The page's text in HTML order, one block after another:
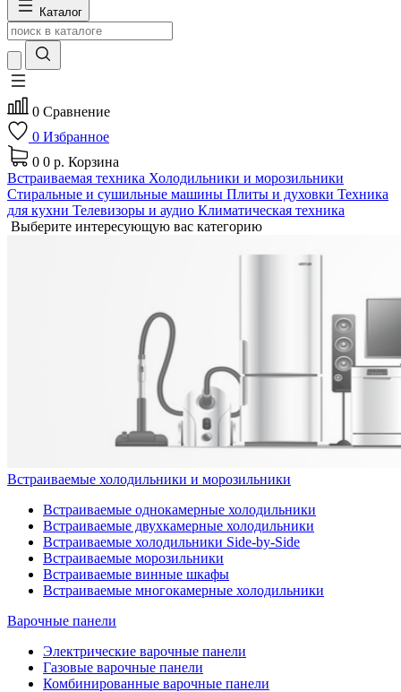
Каталог
0 Сравнение
0 Избранное
0 0 р. Корзина
Встраиваемая техника Холодильники и морозильники
Стиральные и сушильные машины Плиты и духовки Техника
для кухни Телевизоры и аудио Климатическая техника
Выберите интересующую вас категорию
Встраиваемые холодильники и морозильники
Встраиваемые однокамерные холодильники
Встраиваемые двухкамерные холодильники
Встраиваемые холодильники Side-by-Side
Встраиваемые морозильники
Встраиваемые винные шкафы
Встраиваемые многокамерные холодильники
Варочные панели
Электрические варочные панели
Газовые варочные панели
Комбинированные варочные панели